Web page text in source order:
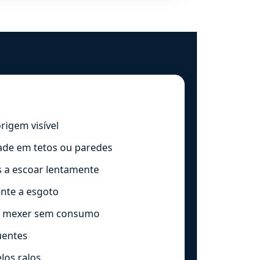
visível
em tetos ou paredes
a escoar lentamente
a esgoto
sem consumo